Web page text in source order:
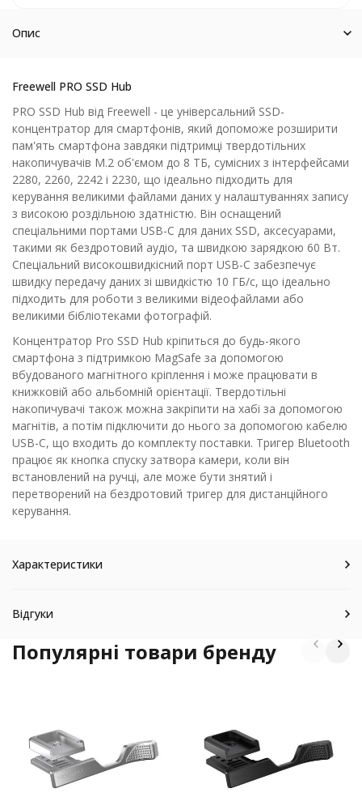
Опис
Freewell PRO SSD Hub
PRO SSD Hub від Freewell - це універсальний SSD-
концентратор для смартфонів, який допоможе розширити
пам'ять смартфона завдяки підтримці твердотільних
накопичувачів M.2 об'ємом до 8 ТБ, сумісних з інтерфейсами
2280, 2260, 2242 і 2230, що ідеально підходить для
керування великими файлами даних у налаштуваннях запису
з високою роздільною здатністю. Він оснащений
спеціальними портами USB-C для даних SSD, аксесуарами,
такими як бездротовий аудіо, та швидкою зарядкою 60 Вт.
Спеціальний високошвидкісний порт USB-C забезпечує
швидку передачу даних зі швидкістю 10 ГБ/с, що ідеально
підходить для роботи з великими відеофайлами або
великими бібліотеками фотографій.
Концентратор Pro SSD Hub кріпиться до будь-якого
смартфона з підтримкою MagSafe за допомогою
вбудованого магнітного кріплення і може працювати в
книжковій або альбомній орієнтації. Твердотільні
накопичувачі також можна закріпити на хабі за допомогою
магнітів, а потім підключити до нього за допомогою кабелю
USB-C, що входить до комплекту поставки. Тригер Bluetooth
працює як кнопка спуску затвора камери, коли він
встановлений на ручці, але може бути знятий і
перетворений на бездротовий тригер для дистанційного
керування.
Характеристики
Відгуки
Популярні товари бренду